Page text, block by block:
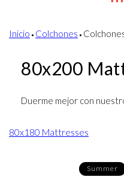
Inicio⬩Colchones⬩
80x200
Duerme mejor con
80x180 Mattresses
Summer